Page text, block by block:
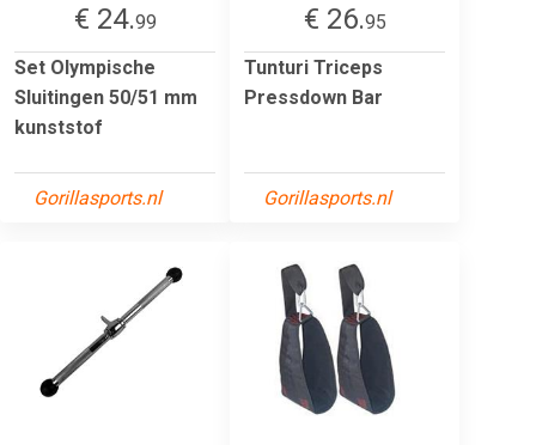
€ 24.99
Set Olympische
Sluitingen 50/51 mm
kunststof
Gorillasports.nl
€ 26.95
Tunturi Triceps
Pressdown Bar
Gorillasports.nl